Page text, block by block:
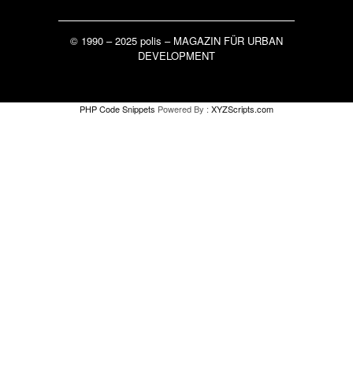
© 1990 – 2025 polis – MAGAZIN FÜR URBAN
DEVELOPMENT
PHP Code Snippets Powered By : XYZScripts.com